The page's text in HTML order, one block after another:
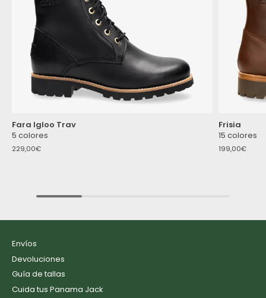
Fara Igloo Trav
5 colores
229,00€
Frisia
15 colores
199,00€
Envíos
Devoluciones
Guía de tallas
Cuida tus Panama Jack